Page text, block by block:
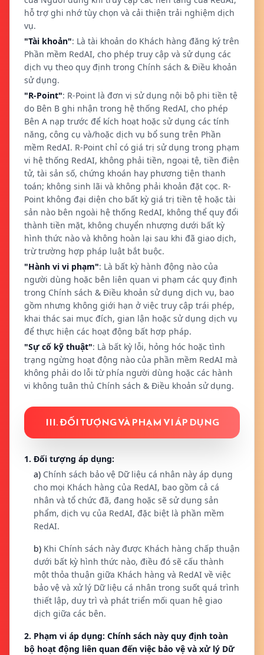
hỗ trợ ghi nhớ tùy chọn và cải thiện trải nghiệm dịch
vụ.
"Tài khoản": Là tài khoản do Khách hàng đăng ký trên
Phần mềm RedAI, cho phép truy cập và sử dụng các
dịch vụ theo quy định trong Chính sách & Điều khoản
sử dụng.
"R-Point": R-Point là đơn vị sử dụng nội bộ phi tiền tệ
do Bên B ghi nhận trong hệ thống RedAI, cho phép
Bên A nạp trước để kích hoạt hoặc sử dụng các tính
năng, công cụ và/hoặc dịch vụ bổ sung trên Phần
mềm RedAI. R-Point chỉ có giá trị sử dụng trong phạm
vi hệ thống RedAI, không phải tiền, ngoại tệ, tiền điện
tử, tài sản số, chứng khoán hay phương tiện thanh
toán; không sinh lãi và không phải khoản đặt cọc. R-
Point không đại diện cho bất kỳ giá trị tiền tệ hoặc tài
sản nào bên ngoài hệ thống RedAI, không thể quy đổi
thành tiền mặt, không chuyển nhượng dưới bất kỳ
hình thức nào và không hoàn lại sau khi đã giao dịch,
trừ trường hợp pháp luật bắt buộc.
"Hành vi vi phạm": Là bất kỳ hành động nào của
người dùng hoặc bên liên quan vi phạm các quy định
trong Chính sách & Điều khoản sử dụng dịch vụ, bao
gồm nhưng không giới hạn ở việc truy cập trái phép,
khai thác sai mục đích, gian lận hoặc sử dụng dịch vụ
để thực hiện các hoạt động bất hợp pháp.
"Sự cố kỹ thuật": Là bất kỳ lỗi, hỏng hóc hoặc tình
trạng ngừng hoạt động nào của phần mềm RedAI mà
không phải do lỗi từ phía người dùng hoặc các hành
vi không tuân thủ Chính sách & Điều khoản sử dụng.
III. ĐỐI TƯỢNG VÀ PHẠM VI ÁP DỤNG
1. Đối tượng áp dụng:
a) Chính sách bảo vệ Dữ liệu cá nhân này áp dụng
cho mọi Khách hàng của RedAI, bao gồm cả cá
nhân và tổ chức đã, đang hoặc sẽ sử dụng sản
phẩm, dịch vụ của RedAI, đặc biệt là phần mềm
RedAI.
b) Khi Chính sách này được Khách hàng chấp thuận
dưới bất kỳ hình thức nào, điều đó sẽ cấu thành
một thỏa thuận giữa Khách hàng và RedAI về việc
bảo vệ và xử lý Dữ liệu cá nhân trong suốt quá trình
thiết lập, duy trì và phát triển mối quan hệ giao
dịch giữa các bên.
2. Phạm vi áp dụng: Chính sách này quy định toàn
bộ hoạt động liên quan đến việc bảo vệ và xử lý Dữ